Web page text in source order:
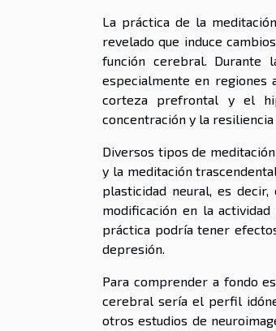
La práctica de la
revelado que induce
función cerebral. Durante
especialmente en regiones
corteza prefrontal y el
concentración y la resiliencia
Diversos tipos de
y la meditación
plasticidad neural, es
modificación en la
práctica podría tener
depresión.
Para comprender a fondo
cerebral sería el perfil
otros estudios de